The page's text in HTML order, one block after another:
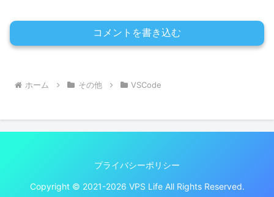
コメントを書き込む
ホーム その他 VSCode
プライバシーポリシー
Copyright © 2021-2026 VPS Life All Rights Reserved.